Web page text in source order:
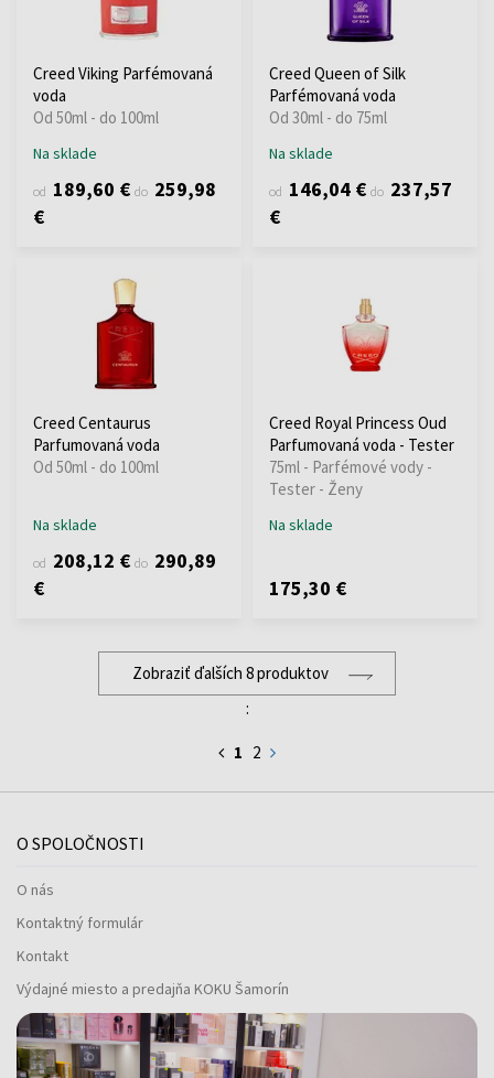
Creed Viking Parfémovaná
voda
Od 50ml - do 100ml
Na sklade
od 189,60 € do 259,98
€
Creed Queen of Silk
Parfémovaná voda
Od 30ml - do 75ml
Na sklade
od 146,04 € do 237,57
€
Creed Centaurus
Parfumovaná voda
Od 50ml - do 100ml
Na sklade
od 208,12 € do 290,89
€
Creed Royal Princess Oud
Parfumovaná voda - Tester
75ml - Parfémové vody -
Tester - Ženy
Na sklade
175,30 €
Zobraziť ďalších 8 produktov
:
1 2
O SPOLOČNOSTI
O nás
Kontaktný formulár
Kontakt
Výdajné miesto a predajňa KOKU Šamorín